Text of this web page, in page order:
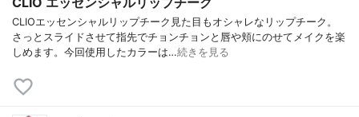
CLIOエッセンシャルリップチーク見た目もオシャレなリップチーク。
さっとスライドさせて指先でチョンチョンと唇や頬にのせてメイクを楽
しめます。今回使用したカラーは…続きを見る